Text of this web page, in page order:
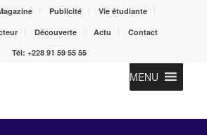
Publicité
Vie étudiante
Découverte Actu
Contact
Tél: +228 91 59 55 55
MENU